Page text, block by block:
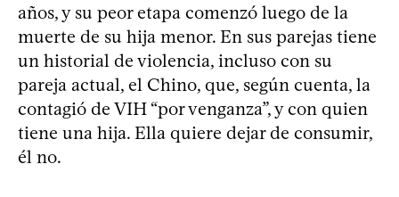
años, y su peor etapa comenzó luego de la
muerte de su hija menor. En sus parejas tiene
un historial de violencia, incluso con su
pareja actual, el Chino, que, según cuenta, la
contagió de VIH “por venganza”, y con quien
tiene una hija. Ella quiere dejar de consumir,
él no.